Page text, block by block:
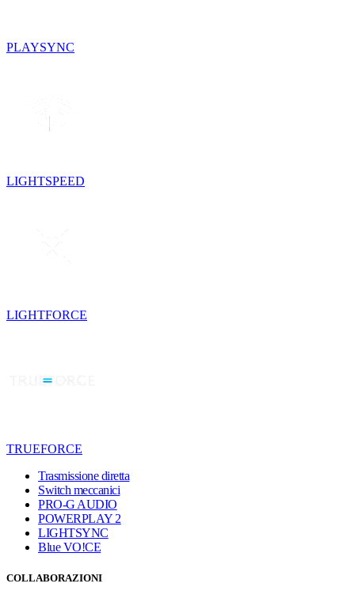
PLAYSYNC
LIGHTSPEED
LIGHTFORCE
TRUEFORCE
Trasmissione diretta
Switch meccanici
PRO-G AUDIO
POWERPLAY 2
LIGHTSYNC
Blue VO!CE
COLLABORAZIONI